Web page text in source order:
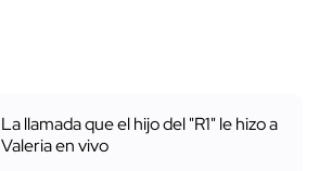
La llamada que el hijo del "R1" le hizo a
Valeria en vivo